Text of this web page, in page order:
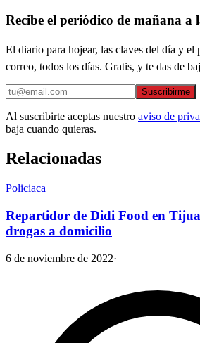
Recibe el periódico de mañana a
El diario para hojear, las claves del día y
correo, todos los días. Gratis, y te das de
Suscribirme
Al suscribirte aceptas nuestro aviso de
baja cuando quieras.
Relacionadas
Policiaca
Repartidor de Didi Food en
drogas a domicilio
6 de noviembre de 2022·